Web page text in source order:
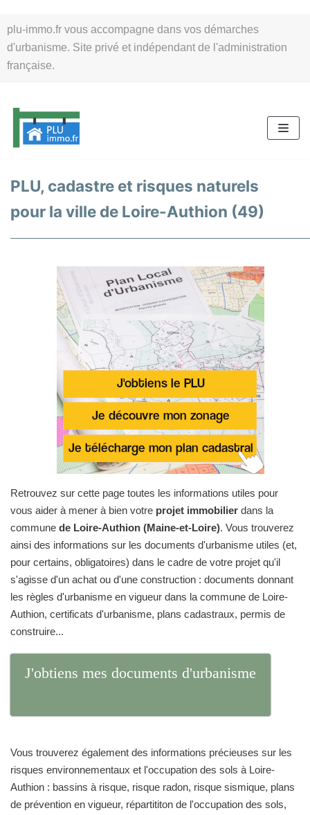
plu-immo.fr vous accompagne dans vos démarches
d'urbanisme. Site privé et indépendant de l'administration
française.
au
contenu
PLU, cadastre et risques naturels
pour la ville de Loire-Authion (49)
Retrouvez sur cette page toutes les informations utiles pour
vous aider à mener à bien votre projet immobilier dans la
commune de Loire-Authion (Maine-et-Loire). Vous trouverez
ainsi des informations sur les documents d'urbanisme utiles (et,
pour certains, obligatoires) dans le cadre de votre projet qu'il
s'agisse d'un achat ou d'une construction : documents donnant
les règles d'urbanisme en vigueur dans la commune de Loire-
Authion, certificats d'urbanisme, plans cadastraux, permis de
construire...
J'obtiens mes documents d'urbanisme
Vous trouverez également des informations précieuses sur les
risques environnementaux et l'occupation des sols à Loire-
Authion : bassins à risque, risque radon, risque sismique, plans
de prévention en vigueur, répartititon de l'occupation des sols,